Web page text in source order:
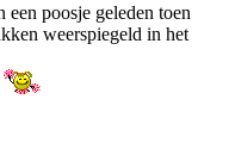
poosje geleden toen
weerspiegeld in het